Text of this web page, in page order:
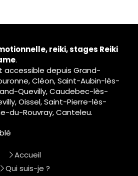
reiki, stages Reiki
.
depuis Grand-
Cléon, Saint-Aubin-lès-
Quevilly, Caudebec-lès-
Oissel, Saint-Pierre-lès-
du-Rouvray, Canteleu.
Accueil
Qui suis-je ?